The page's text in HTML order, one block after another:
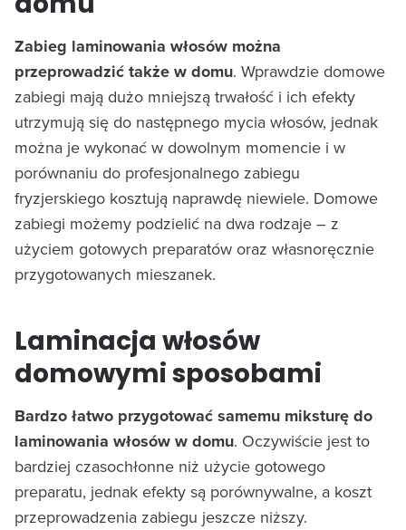
Zabieg laminowania włosów można
przeprowadzić także w domu. Wprawdzie domowe
zabiegi mają dużo mniejszą trwałość i ich efekty
utrzymują się do następnego mycia włosów, jednak
można je wykonać w dowolnym momencie i w
porównaniu do profesjonalnego zabiegu
fryzjerskiego kosztują naprawdę niewiele. Domowe
zabiegi możemy podzielić na dwa rodzaje – z
użyciem gotowych preparatów oraz własnoręcznie
przygotowanych mieszanek.
Laminacja włosów
domowymi sposobami
Bardzo łatwo przygotować samemu miksturę do
laminowania włosów w domu. Oczywiście jest to
bardziej czasochłonne niż użycie gotowego
preparatu, jednak efekty są porównywalne, a koszt
przeprowadzenia zabiegu jeszcze niższy.